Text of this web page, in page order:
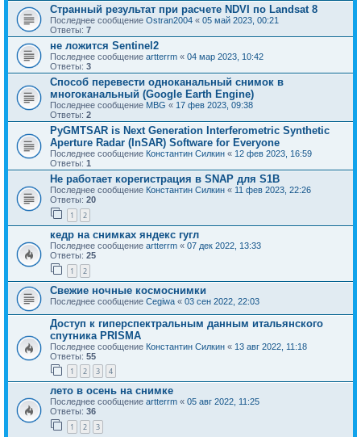
Странный результат при расчете NDVI по Landsat 8
Последнее сообщение Ostran2004 « 05 май 2023, 00:21
Ответы: 7
не ложится Sentinel2
Последнее сообщение artterrm « 04 мар 2023, 10:42
Ответы: 3
Способ перевести одноканальный снимок в
многоканальный (Google Earth Engine)
Последнее сообщение MBG « 17 фев 2023, 09:38
Ответы: 2
PyGMTSAR is Next Generation Interferometric Synthetic
Aperture Radar (InSAR) Software for Everyone
Последнее сообщение Константин Силкин « 12 фев 2023, 16:59
Ответы: 1
Не работает корегистрация в SNAP для S1B
Последнее сообщение Константин Силкин « 11 фев 2023, 22:26
Ответы: 20
1 2
кедр на снимках яндекс гугл
Последнее сообщение artterrm « 07 дек 2022, 13:33
Ответы: 25
1 2
Свежие ночные космоснимки
Последнее сообщение Cegiwa « 03 сен 2022, 22:03
Доступ к гиперспектральным данным итальянского
спутника PRISMA
Последнее сообщение Константин Силкин « 13 авг 2022, 11:18
Ответы: 55
1 2 3 4
лето в осень на снимке
Последнее сообщение artterrm « 05 авг 2022, 11:25
Ответы: 36
1 2 3